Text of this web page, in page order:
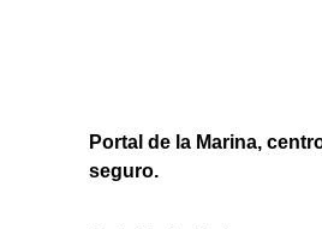
Portal de la Marina,
seguro.